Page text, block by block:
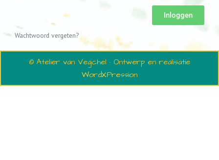
Inloggen
Wachtwoord vergeten?
© Atelier van Vegchel · Ontwerp en realisatie
WordXPression